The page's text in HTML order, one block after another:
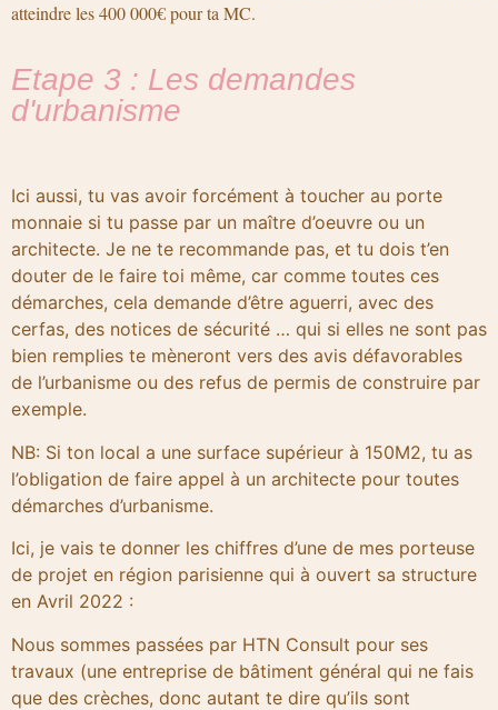
atteindre les 400 000€ pour ta MC.
Etape 3 : Les demandes
d'urbanisme
Ici aussi, tu vas avoir forcément à toucher au porte
monnaie si tu passe par un maître d’oeuvre ou un
architecte. Je ne te recommande pas, et tu dois t’en
douter de le faire toi même, car comme toutes ces
démarches, cela demande d’être aguerri, avec des
cerfas, des notices de sécurité … qui si elles ne sont pas
bien remplies te mèneront vers des avis défavorables
de l’urbanisme ou des refus de permis de construire par
exemple.
NB: Si ton local a une surface supérieur à 150M2, tu as
l’obligation de faire appel à un architecte pour toutes
démarches d’urbanisme.
Ici, je vais te donner les chiffres d’une de mes porteuse
de projet en région parisienne qui à ouvert sa structure
en Avril 2022 :
Nous sommes passées par HTN Consult pour ses
travaux (une entreprise de bâtiment général qui ne fais
que des crèches, donc autant te dire qu’ils sont